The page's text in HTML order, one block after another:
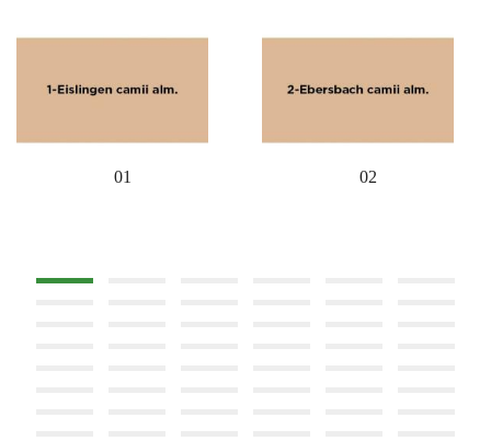
01 02